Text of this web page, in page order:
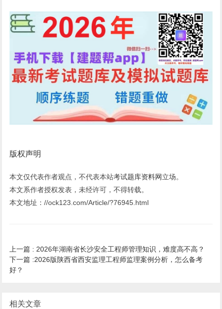
版权声明
本文仅代表作者观点，不代表本站考试题库资料网立场。
本文系作者授权发表，未经许可，不得转载。
本文地址：//ock123.com/Article/?76945.html
上一篇 : 2026年湖南省长沙安全工程师管理知识，难度高不高？
下一篇 :2026版陕西省西安监理工程师监理案例分析，怎么备考
好？
相关文章